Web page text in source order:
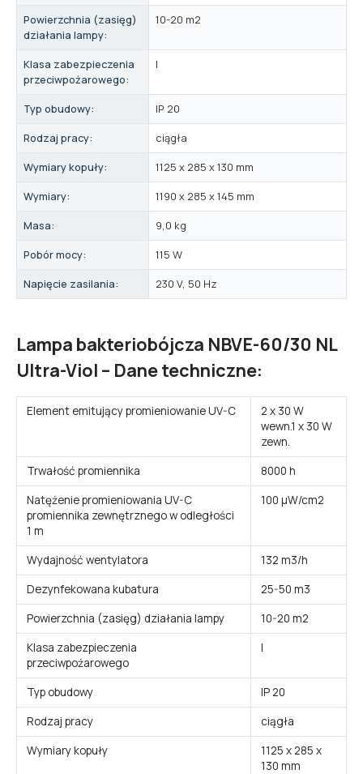
Powierzchnia (zasięg)
działania lampy:
10-20 m2
Klasa zabezpieczenia
przeciwpożarowego:
I
Typ obudowy:
IP 20
Rodzaj pracy:
ciągła
Wymiary kopuły:
1125 x 285 x 130 mm
Wymiary:
1190 x 285 x 145 mm
Masa:
9,0 kg
Pobór mocy:
115 W
Napięcie zasilania:
230 V, 50 Hz
Lampa bakteriobójcza NBVE-60/30 NL
Ultra-Viol – Dane techniczne:
Element emitujący promieniowanie UV-C
2 x 30 W
wewn.1 x 30 W
zewn.
Trwałość promiennika
8000 h
Natężenie promieniowania UV-C
promiennika zewnętrznego w odległości
1 m
100 µW/cm2
Wydajność wentylatora
132 m3/h
Dezynfekowana kubatura
25-50 m3
Powierzchnia (zasięg) działania lampy
10-20 m2
Klasa zabezpieczenia
przeciwpożarowego
I
Typ obudowy
IP 20
Rodzaj pracy
ciągła
Wymiary kopuły
1125 x 285 x
130 mm